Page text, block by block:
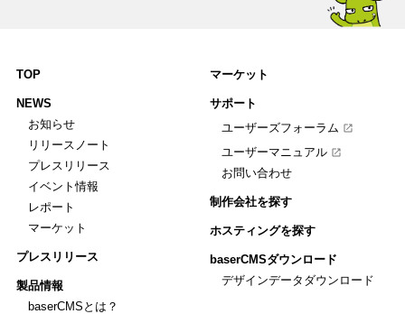
TOP
NEWS
お知らせ
リリースノート
プレスリリース
イベント情報
レポート
マーケット
プレスリリース
製品情報
baserCMSとは？
マーケット
サポート
ユーザーズフォーラム
ユーザーマニュアル
お問い合わせ
制作会社を探す
ホスティングを探す
baserCMSダウンロード
デザインデータダウンロード